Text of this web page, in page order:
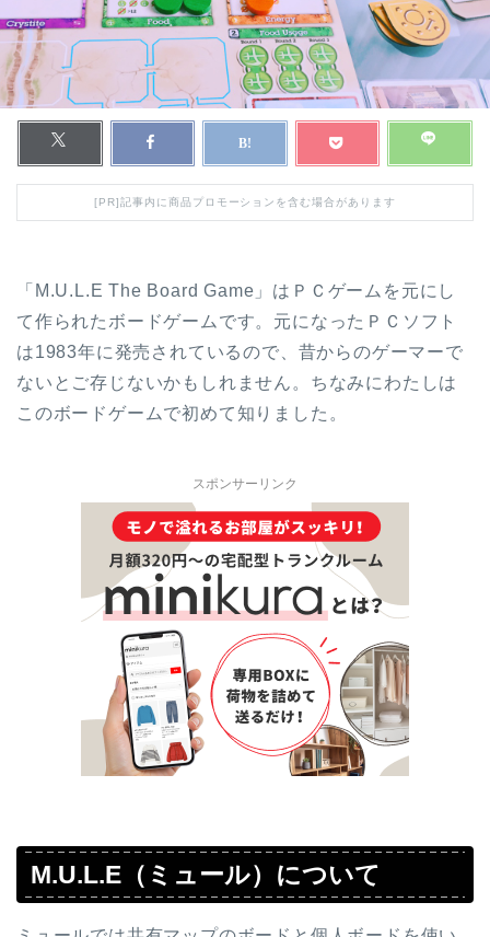
[PR]記事内に商品プロモーションを含む場合があります
「M.U.L.E The Board Game」はＰＣゲームを元にし
て作られたボードゲームです。元になったＰＣソフト
は1983年に発売されているので、昔からのゲーマーで
ないとご存じないかもしれません。ちなみにわたしは
このボードゲームで初めて知りました。
スポンサーリンク
M.U.L.E（ミュール）について